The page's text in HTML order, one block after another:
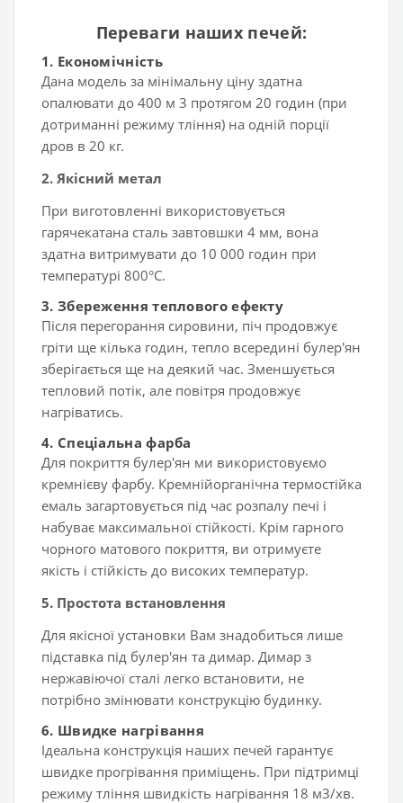
Переваги наших печей:
1. Економічність
Дана модель за мінімальну ціну здатна
опалювати до 400 м 3 протягом 20 годин (при
дотриманні режиму тління) на одній порції
дров в 20 кг.
2. Якісний метал
При виготовленні використовується
гарячекатана сталь завтовшки 4 мм, вона
здатна витримувати до 10 000 годин при
температурі 800°C.
3. Збереження теплового ефекту
Після перегорання сировини, піч продовжує
гріти ще кілька годин, тепло всередині булер'ян
зберігається ще на деякий час. Зменшується
тепловий потік, але повітря продовжує
нагріватись.
4. Спеціальна фарба
Для покриття булер'ян ми використовуємо
кремнієву фарбу. Кремнійорганічна термостійка
емаль загартовується під час розпалу печі і
набуває максимальної стійкості. Крім гарного
чорного матового покриття, ви отримуєте
якість і стійкість до високих температур.
5. Простота встановлення
Для якісної установки Вам знадобиться лише
підставка під булер'ян та димар. Димар з
нержавіючої сталі легко встановити, не
потрібно змінювати конструкцію будинку.
6. Швидке нагрівання
Ідеальна конструкція наших печей гарантує
швидке прогрівання приміщень. При підтримці
режиму тління швидкість нагрівання 18 м3/хв.